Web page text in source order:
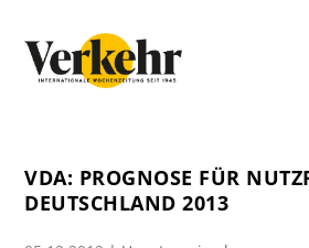
VDA: PROGNOSE FÜR
DEUTSCHLAND 2013